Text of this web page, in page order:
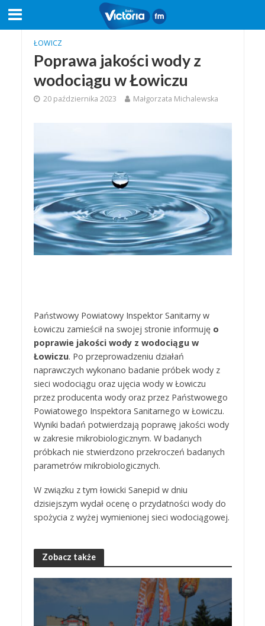
ŁOWICZ
Poprawa jakości wody z
wodociągu w Łowiczu
20 października 2023 Małgorzata Michalewska
Państwowy Powiatowy Inspektor Sanitarny w
Łowiczu zamieścił na swojej stronie informuję o
poprawie jakości wody z wodociągu w
Łowiczu. Po przeprowadzeniu działań
naprawczych wykonano badanie próbek wody z
sieci wodociągu oraz ujęcia wody w Łowiczu
przez producenta wody oraz przez Państwowego
Powiatowego Inspektora Sanitarnego w Łowiczu.
Wyniki badań potwierdzają poprawę jakości wody
w zakresie mikrobiologicznym. W badanych
próbkach nie stwierdzono przekroczeń badanych
parametrów mikrobiologicznych.
W związku z tym łowicki Sanepid w dniu
dzisiejszym wydał ocenę o przydatności wody do
spożycia z wyżej wymienionej sieci wodociągowej.
Zobacz także